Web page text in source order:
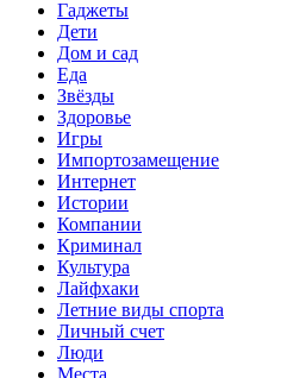
Гаджеты
Дети
Дом и сад
Еда
Звёзды
Здоровье
Игры
Импортозамещение
Интернет
Истории
Компании
Криминал
Культура
Лайфхаки
Летние виды спорта
Личный счет
Люди
Места